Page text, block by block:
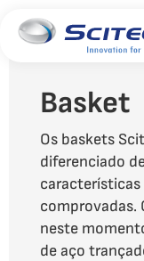
Basket
Os baskets
diferenciado
comprovadas.
neste
de aço